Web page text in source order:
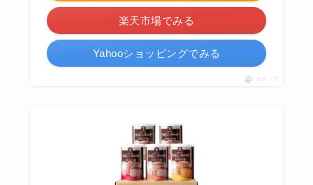
楽天市場でみる
Yahooショッピングでみる
ポチップ